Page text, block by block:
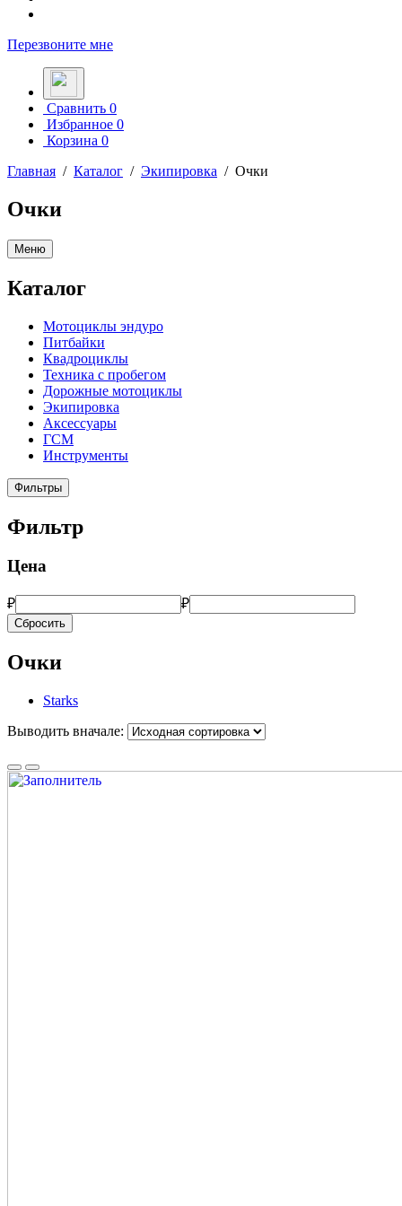
Перезвоните мне
Сравнить 0
Избранное 0
Корзина 0
Главная / Каталог / Экипировка / Очки
Очки
Меню
Каталог
Мотоциклы эндуро
Питбайки
Квадроциклы
Техника с пробегом
Дорожные мотоциклы
Экипировка
Аксессуары
ГСМ
Инструменты
Фильтры
Фильтр
Цена
₽ ₽
Сбросить
Очки
Starks
Выводить вначале: